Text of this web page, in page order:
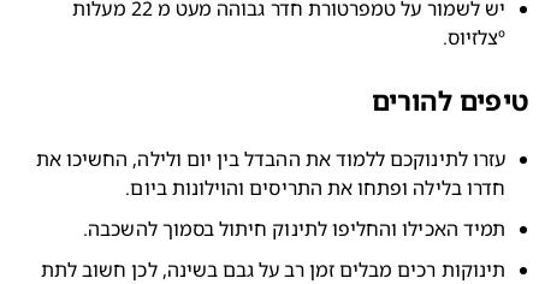
יש לשמור על טמפרטורת חדר גבוהה מעט מ 22 מעלות
להורים
עזרו לתינוקכם ללמוד את ההבדל בין יום ולילה, החשיכו את
בלילה ופתחו את התריסים והוילונות ביום.
האכילו והחליפו לתינוק חיתול בסמוך להשכבה.
תינוקות רכים מבלים זמן רב על גבם בשינה, לכן חשוב לתת